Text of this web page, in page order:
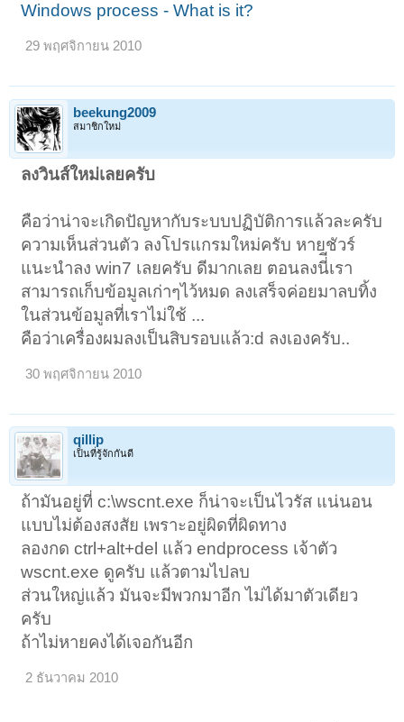
Windows process - What is it?
29 พฤศจิกายน 2010
beekung2009
สมาชิกใหม่
ลงวินส์ใหม่เลยครับ
คือว่าน่าจะเกิดปัญหากับระบบปฏิบัติการแล้วละครับ
ความเห็นส่วนตัว ลงโปรแกรมใหม่ครับ หายชัวร์
แนะนำลง win7 เลยครับ ดีมากเลย ตอนลงนี่ีเรา
สามารถเก็บข้อมูลเก่าๆไว้หมด ลงเสร็จค่อยมาลบทิ้ง
ในส่วนข้อมูลที่เราไม่ใช้ ...
คือว่าเครื่องผมลงเป็นสิบรอบแล้ว:d ลงเองครับ..
30 พฤศจิกายน 2010
qillip
เป็นที่รู้จักกันดี
ถ้ามันอยู่ที่ c:\wscnt.exe ก็น่าจะเป็นไวรัส แน่นอน
แบบไม่ต้องสงสัย เพราะอยู่ผิดที่ผิดทาง
ลองกด ctrl+alt+del แล้ว endprocess เจ้าตัว
wscnt.exe ดูครับ แล้วตามไปลบ
ส่วนใหญ่แล้ว มันจะมีพวกมาอีก ไม่ได้มาตัวเดียว
ครับ
ถ้าไม่หายคงได้เจอกันอีก
2 ธันวาคม 2010